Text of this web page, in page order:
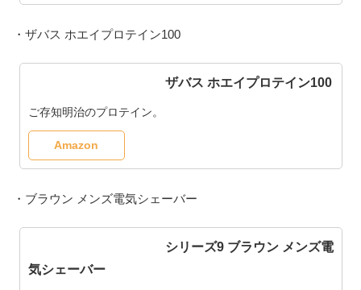
・ザバス ホエイプロテイン100
ザバス ホエイプロテイン100
ご存知明治のプロテイン。
Amazon
・ブラウン メンズ電気シェーバー
シリーズ9 ブラウン メンズ電
気シェーバー